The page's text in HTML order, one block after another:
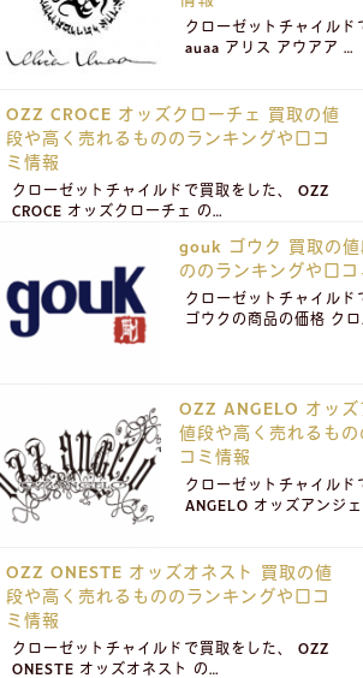
クローゼットチャイル
auaa アリス アウアア …
OZZ CROCE オッズクローチェ 買取の値
段や高く売れるもののランキングや口コ
ミ情報
クローゼットチャイルドで買取をした、 OZZ
CROCE オッズクローチェ の…
gouk ゴウク 買取の値
ののランキングや口コ
クローゼットチャイル
ゴウクの商品の価格 ク
OZZ ANGELO オッズ
値段や高く売れるも
コミ情報
クローゼットチャイル
ANGELO オッズアンジ
OZZ ONESTE オッズオネスト 買取の値
段や高く売れるもののランキングや口コ
ミ情報
クローゼットチャイルドで買取をした、 OZZ
ONESTE オッズオネスト の…